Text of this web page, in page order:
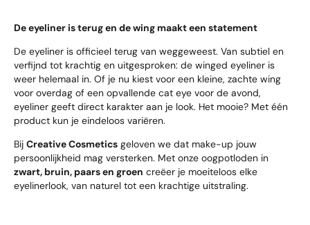
De eyeliner is terug en de wing maakt een statement
De eyeliner is officieel terug van weggeweest. Van subtiel en
verfijnd tot krachtig en uitgesproken: de winged eyeliner is
weer helemaal in. Of je nu kiest voor een kleine, zachte wing
voor overdag of een opvallende cat eye voor de avond,
eyeliner geeft direct karakter aan je look. Het mooie? Met één
product kun je eindeloos variëren.
Bij Creative Cosmetics geloven we dat make-up jouw
persoonlijkheid mag versterken. Met onze oogpotloden in
zwart, bruin, paars en groen creëer je moeiteloos elke
eyelinerlook, van naturel tot een krachtige uitstraling.